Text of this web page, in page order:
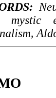
mystic